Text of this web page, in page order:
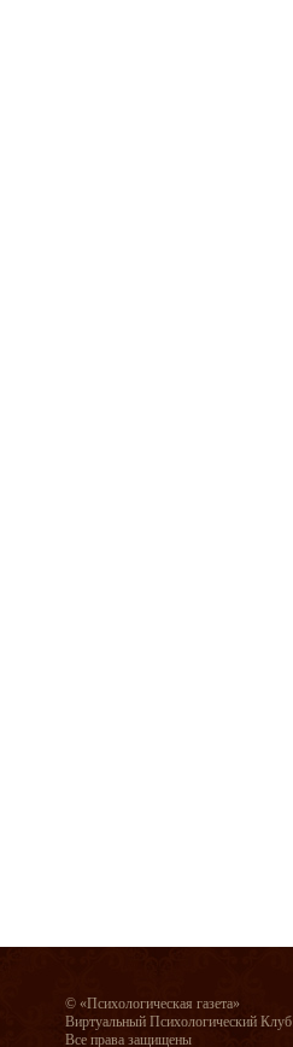
© «Психологическая газета»
Виртуальный Психологический Клуб
Все права защищены